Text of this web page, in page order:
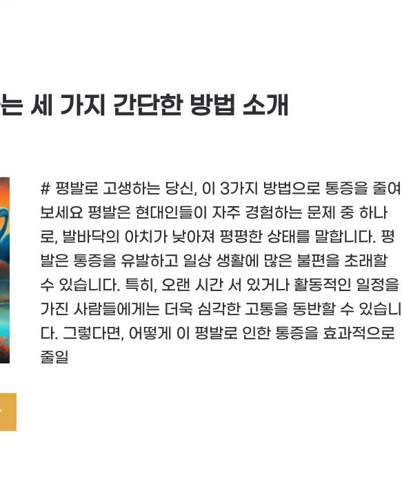
세 가지 간단한 방법 소개
# 평발로 고생하는 당신, 이 3가지 방법으로 통증을 줄여
보세요 평발은 현대인들이 자주 경험하는 문제 중 하나
로, 발바닥의 아치가 낮아져 평평한 상태를 말합니다. 평
발은 통증을 유발하고 일상 생활에 많은 불편을 초래할
수 있습니다. 특히, 오랜 시간 서 있거나 활동적인 일정을
가진 사람들에게는 더욱 심각한 고통을 동반할 수 있습니
다. 그렇다면, 어떻게 이 평발로 인한 통증을 효과적으로
줄일